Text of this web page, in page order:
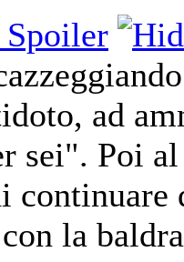
ad
sei". Poi al
la